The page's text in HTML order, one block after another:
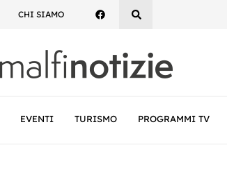
CHI SIAMO
EVENTI TURISMO PROGRAMMI TV